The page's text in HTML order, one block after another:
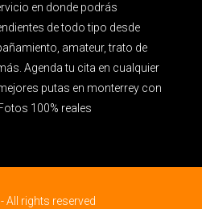
en donde podrás
de todo tipo desde
amateur, trato de
Agenda tu cita en cualquier
putas en monterrey con
100% reales
All rights reserved